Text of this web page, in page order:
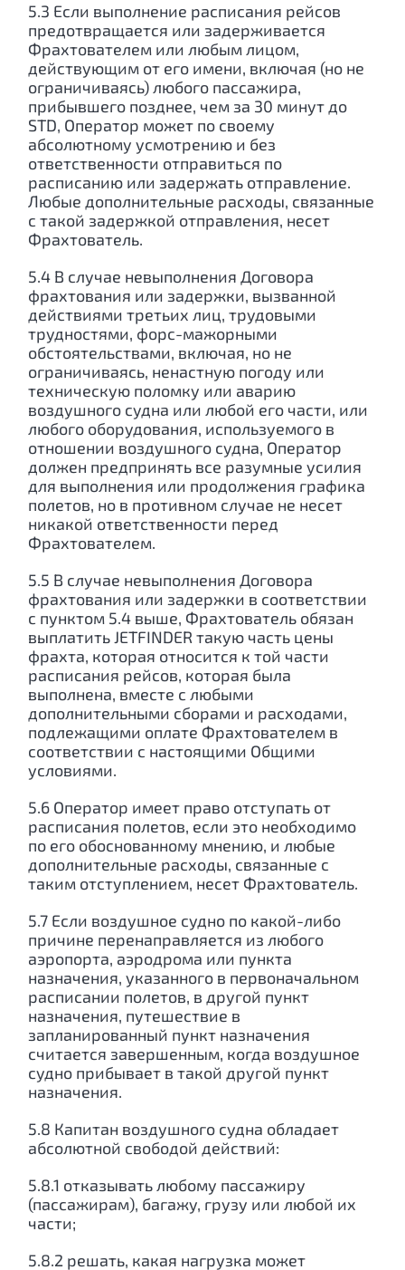
5.3 Если выполнение расписания рейсов
предотвращается или задерживается
Фрахтователем или любым лицом,
действующим от его имени, включая (но не
ограничиваясь) любого пассажира,
прибывшего позднее, чем за 30 минут до
STD, Оператор может по своему
абсолютному усмотрению и без
ответственности отправиться по
расписанию или задержать отправление.
Любые дополнительные расходы, связанные
с такой задержкой отправления, несет
Фрахтователь.
5.4 В случае невыполнения Договора
фрахтования или задержки, вызванной
действиями третьих лиц, трудовыми
трудностями, форс-мажорными
обстоятельствами, включая, но не
ограничиваясь, ненастную погоду или
техническую поломку или аварию
воздушного судна или любой его части, или
любого оборудования, используемого в
отношении воздушного судна, Оператор
должен предпринять все разумные усилия
для выполнения или продолжения графика
полетов, но в противном случае не несет
никакой ответственности перед
Фрахтователем.
5.5 В случае невыполнения Договора
фрахтования или задержки в соответствии
с пунктом 5.4 выше, Фрахтователь обязан
выплатить JETFINDER такую часть цены
фрахта, которая относится к той части
расписания рейсов, которая была
выполнена, вместе с любыми
дополнительными сборами и расходами,
подлежащими оплате Фрахтователем в
соответствии с настоящими Общими
условиями.
5.6 Оператор имеет право отступать от
расписания полетов, если это необходимо
по его обоснованному мнению, и любые
дополнительные расходы, связанные с
таким отступлением, несет Фрахтователь.
5.7 Если воздушное судно по какой-либо
причине перенаправляется из любого
аэропорта, аэродрома или пункта
назначения, указанного в первоначальном
расписании полетов, в другой пункт
назначения, путешествие в
запланированный пункт назначения
считается завершенным, когда воздушное
судно прибывает в такой другой пункт
назначения.
5.8 Капитан воздушного судна обладает
абсолютной свободой действий:
5.8.1 отказывать любому пассажиру
(пассажирам), багажу, грузу или любой их
части;
5.8.2 решать, какая нагрузка может